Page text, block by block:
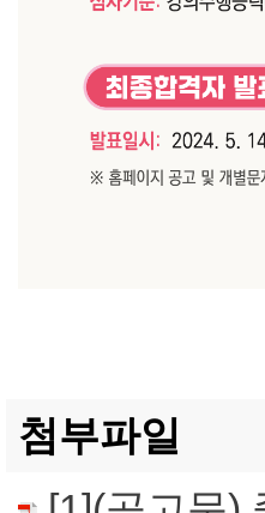
첨부파일